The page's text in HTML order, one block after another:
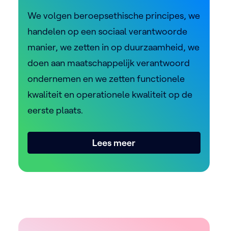
We volgen beroepsethische principes, we
handelen op een sociaal verantwoorde
manier, we zetten in op duurzaamheid, we
doen aan maatschappelijk verantwoord
ondernemen en we zetten functionele
kwaliteit en operationele kwaliteit op de
eerste plaats.
Lees meer